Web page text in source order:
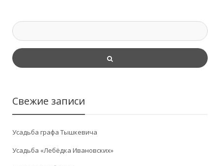
Свежие записи
Усадьба графа Тышкевича
Усадьба «Лебёдка Ивановских»